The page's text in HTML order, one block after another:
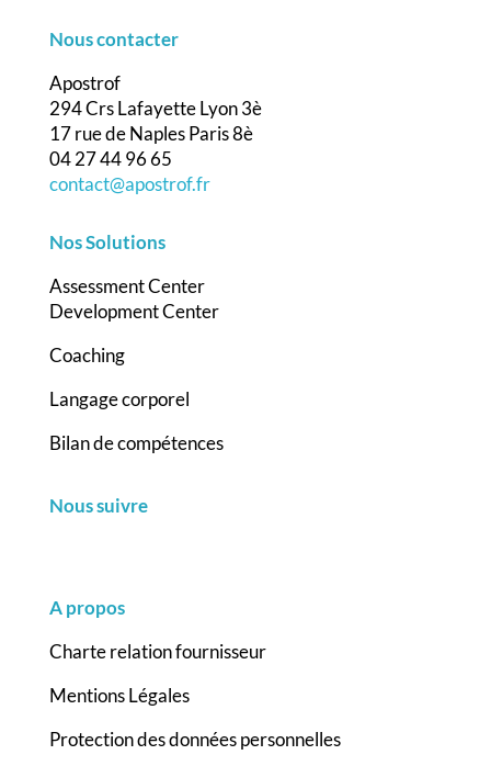
Nous contacter
Apostrof
294 Crs Lafayette Lyon 3è
17 rue de Naples Paris 8è
04 27 44 96 65
contact@apostrof.fr
Nos Solutions
Assessment Center
Development Center
Coaching
Langage corporel
Bilan de compétences
Nous suivre
A propos
Charte relation fournisseur
Mentions Légales
Protection des données personnelles